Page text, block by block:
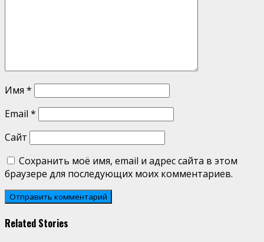
Имя *
Email *
Сайт
Сохранить моё имя, email и адрес сайта в этом
браузере для последующих моих комментариев.
Related Stories